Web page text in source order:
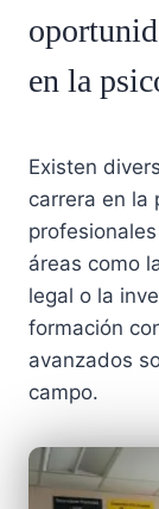
en la
Existen
carrera en la
áreas como
legal o la
formación
avanzados
campo.